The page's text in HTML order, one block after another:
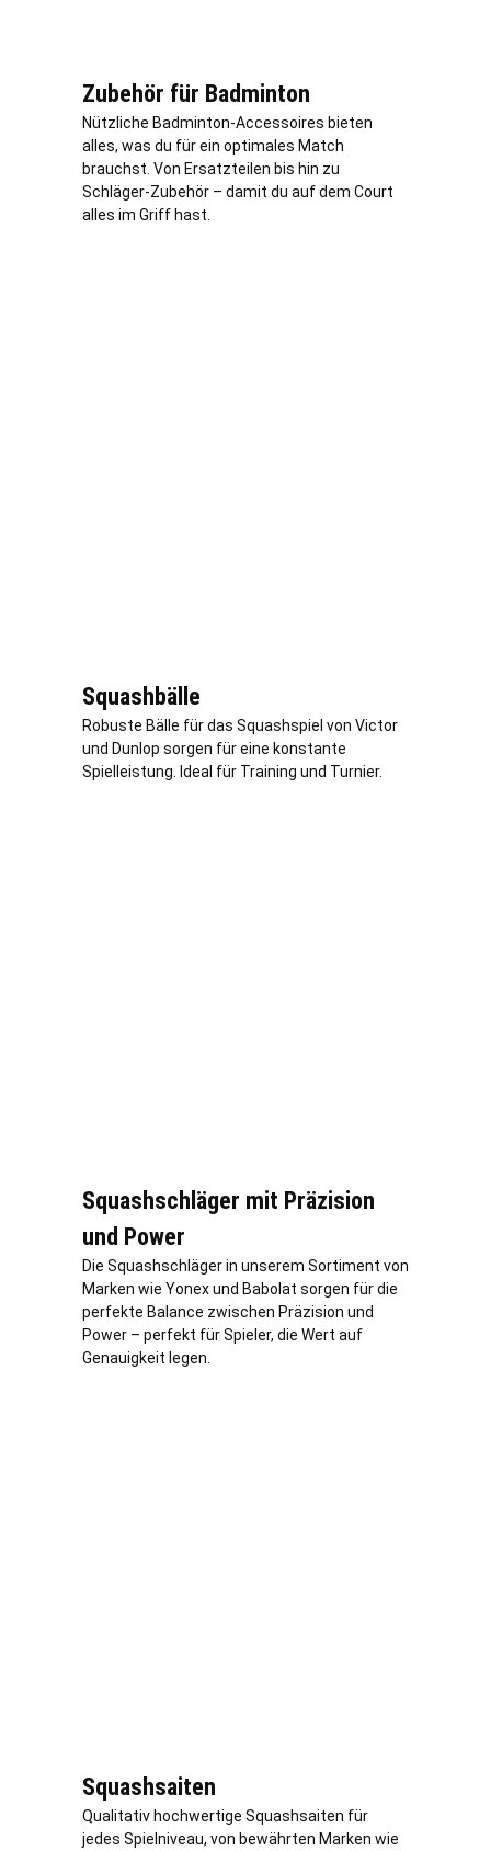
Zubehör für Badminton
Nützliche Badminton-Accessoires bieten
alles, was du für ein optimales Match
brauchst. Von Ersatzteilen bis hin zu
Schläger-Zubehör – damit du auf dem Court
alles im Griff hast.
Squashbälle
Robuste Bälle für das Squashspiel von Victor
und Dunlop sorgen für eine konstante
Spielleistung. Ideal für Training und Turnier.
Squashschläger mit Präzision
und Power
Die Squashschläger in unserem Sortiment von
Marken wie Yonex und Babolat sorgen für die
perfekte Balance zwischen Präzision und
Power – perfekt für Spieler, die Wert auf
Genauigkeit legen.
Squashsaiten
Qualitativ hochwertige Squashsaiten für
jedes Spielniveau, von bewährten Marken wie